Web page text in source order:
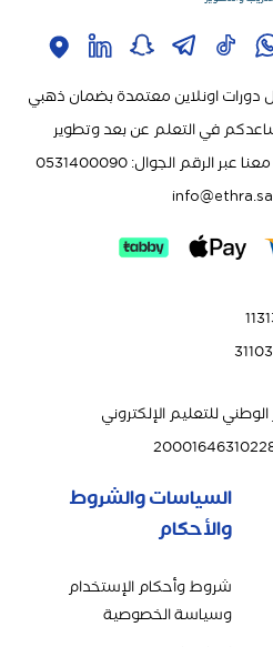
اونلاين معتمدة بضمان ذهبي
في التعلم عن بعد وتطوير
مهاراتكم وقدراتكم. للتواصل معنا عبر الرقم الجوال: 0531400090
info@ethra.sa
للتعليم الإلكتروني
السياسات والشروط
والأحكام
شروط وأحكام الإستخدام
وسياسة الخصوصية